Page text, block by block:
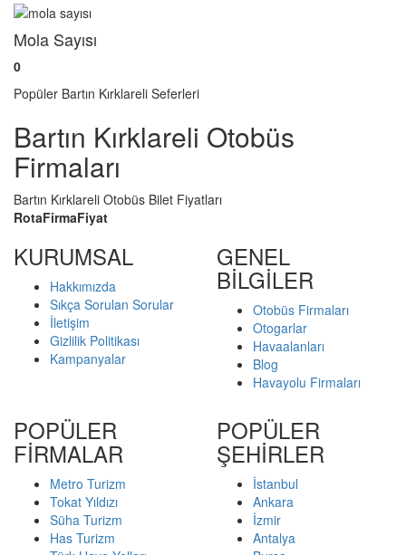
Mola Sayısı
0
Popüler Bartın Kırklareli Seferleri
Bartın Kırklareli Otobüs
Firmaları
Bartın Kırklareli Otobüs Bilet Fiyatları
RotaFirmaFiyat
KURUMSAL
Hakkımızda
Sıkça Sorulan Sorular
İletişim
Gizlilik Politikası
Kampanyalar
GENEL
BİLGİLER
Otobüs Firmaları
Otogarlar
Havaalanları
Blog
Havayolu Firmaları
POPÜLER
FİRMALAR
Metro Turizm
Tokat Yıldızı
Süha Turizm
Has Turizm
POPÜLER
ŞEHİRLER
İstanbul
Ankara
İzmir
Antalya